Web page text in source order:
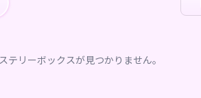
テリーボックスが見つかりません。